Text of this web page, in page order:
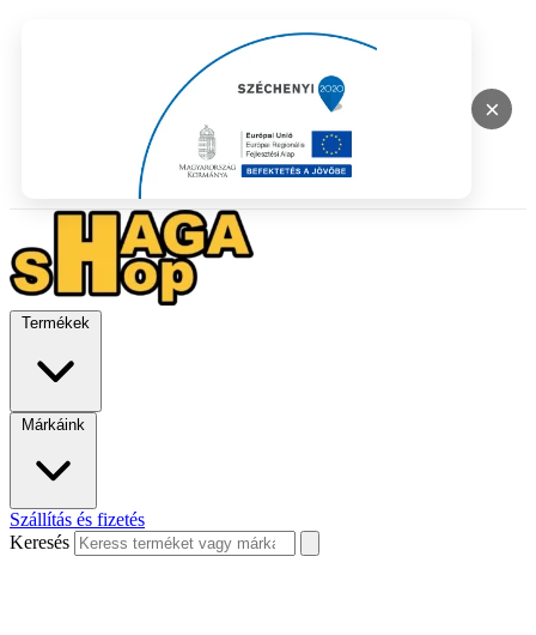
×
Termékek
Márkáink
Szállítás és fizetés
Keresés